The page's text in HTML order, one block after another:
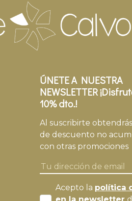
ÚNETE A NUESTRA
NEWSLETTER
10% dto.!
Al suscribirte
de descuento no
con otras promociones
Acepto la política